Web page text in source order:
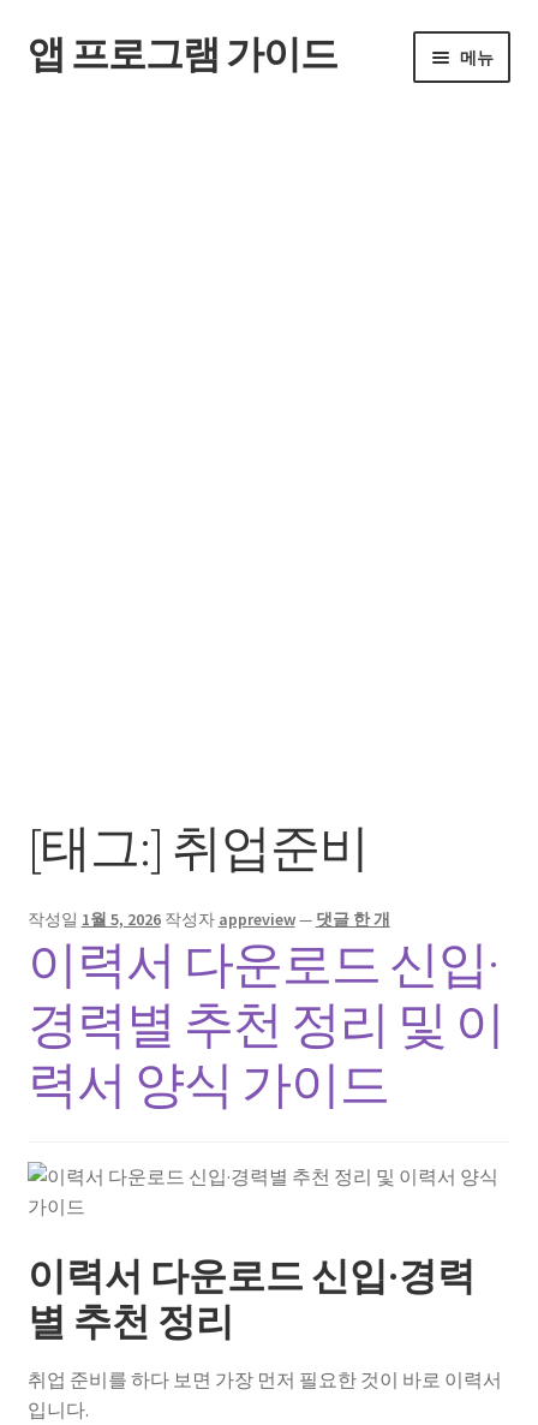
탐
색
컨
텐
앱 프로그램 가이드 메뉴
[태그:] 취업준비
작성일 1월 5, 2026 작성자 appreview— 댓글 한 개
이력서 다운로드 신입·
경력별 추천 정리 및 이
력서 양식 가이드
이력서 다운로드 신입·경력
별 추천 정리
취업 준비를 하다 보면 가장 먼저 필요한 것이 바로 이력서
입니다.